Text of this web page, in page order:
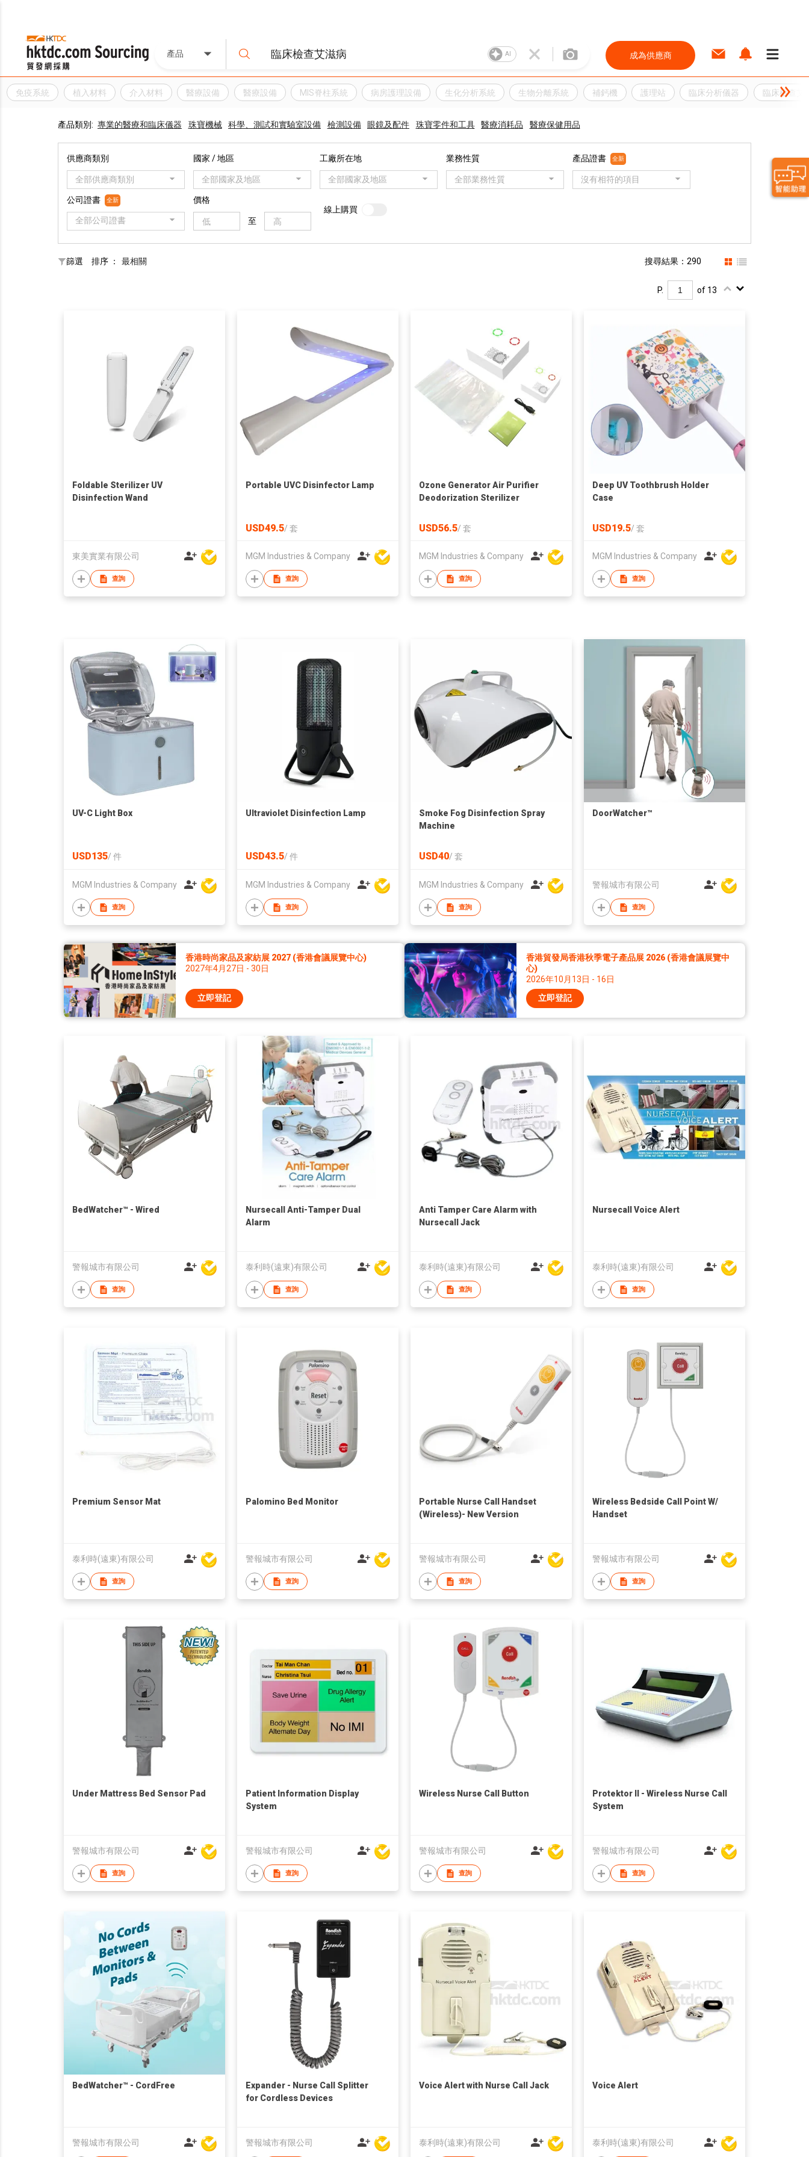
產品 AI 成為供應商
免疫系統 植入材料 介入材料 醫療設備 醫療設備 MIS脊柱系統 病房護理設備 生化分析系統 生物分離系統 補鈣機 護理站 臨床分析儀器 臨床檢查艾
產品類別: 專業的醫療和臨床儀器 珠寶機械 科學、測試和實驗室設備 檢測設備 眼鏡及配件 珠寶零件和工具 醫療消耗品 醫療保健用品
供應商類別
全部供應商類別
國家 / 地區
全部國家及地區
工廠所在地
全部國家及地區
業務性質
全部業務性質
產品證書 全新
沒有相符的項目
公司證書 全新
全部公司證書
價格
至
線上購買
篩選 排序 ： 最相關 搜尋結果：290
P. of 13
Foldable Sterilizer UV
Disinfection Wand
東美實業有限公司
查詢
Portable UVC Disinfector Lamp
USD49.5/ 套
MGM Industries & Company
查詢
Ozone Generator Air Purifier
Deodorization Sterilizer
USD56.5/ 套
MGM Industries & Company
查詢
Deep UV Toothbrush Holder
Case
USD19.5/ 套
MGM Industries & Company
查詢
UV-C Light Box
USD135/ 件
MGM Industries & Company
查詢
Ultraviolet Disinfection Lamp
USD43.5/ 件
MGM Industries & Company
查詢
Smoke Fog Disinfection Spray
Machine
USD40/ 套
MGM Industries & Company
查詢
DoorWatcher™
警報城市有限公司
查詢
香港時尚家品及家紡展 2027 (香港會議展覽中心)
2027年4月27日 - 30日
立即登記
香港貿發局香港秋季電子產品展 2026 (香港會議展覽中
心)
2026年10月13日 - 16日
立即登記
BedWatcher™ - Wired
警報城市有限公司
查詢
Nursecall Anti-Tamper Dual
Alarm
泰利時(遠東)有限公司
查詢
Anti Tamper Care Alarm with
Nursecall Jack
泰利時(遠東)有限公司
查詢
Nursecall Voice Alert
泰利時(遠東)有限公司
查詢
Premium Sensor Mat
泰利時(遠東)有限公司
查詢
Palomino Bed Monitor
警報城市有限公司
查詢
Portable Nurse Call Handset
(Wireless)- New Version
警報城市有限公司
查詢
Wireless Bedside Call Point W/
Handset
警報城市有限公司
查詢
Under Mattress Bed Sensor Pad
警報城市有限公司
查詢
Patient Information Display
System
警報城市有限公司
查詢
Wireless Nurse Call Button
警報城市有限公司
查詢
Protektor II - Wireless Nurse Call
System
警報城市有限公司
查詢
BedWatcher™ - CordFree
警報城市有限公司
Expander - Nurse Call Splitter
for Cordless Devices
警報城市有限公司
Voice Alert with Nurse Call Jack
泰利時(遠東)有限公司
Voice Alert
泰利時(遠東)有限公司